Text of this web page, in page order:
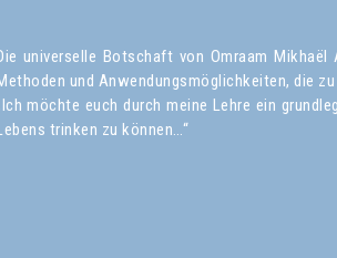
universelle Botschaft von Omraam
und Anwendungsmöglichkeiten, die
möchte euch durch meine Lehre ein
trinken zu können…“